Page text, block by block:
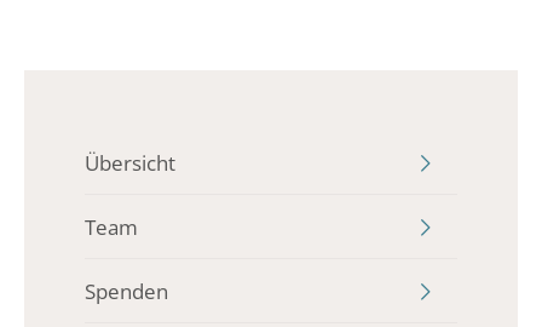
Übersicht
Team
Spenden